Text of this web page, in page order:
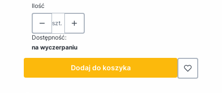
Ilość
szt.
Dostępność:
na wyczerpaniu
Dodaj do koszyka